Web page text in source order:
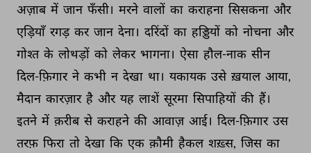
अज़ाब में जान फँसी। मरने वालों का कराहना सिसकना और
एड़ियाँ रगड़ कर जान देना। दरिंदों का हड्डियों को नोचना और
गोश्त के लोथड़ों को लेकर भागना। ऐसा हौल-नाक सीन
दिल-फ़िगार ने कभी न देखा था। यकायक उसे ख़याल आया,
मैदान कारज़ार है और यह लाशें सूरमा सिपाहियों की हैं।
इतने में क़रीब से कराहने की आवाज़ आई। दिल-फ़िगार उस
तरफ़ फिरा तो देखा कि एक क़ौमी हैकल शख़्स, जिस का